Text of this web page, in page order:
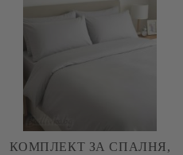
(ПОПЛИН), 3 ЧАСТИ
КОМПЛЕКТ ЗА СПАЛНЯ,